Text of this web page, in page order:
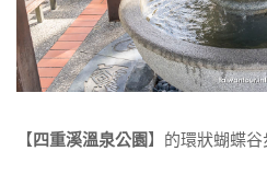
【四重溪溫泉公園】的環狀蝴蝶谷